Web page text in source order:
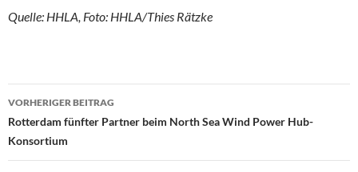
Quelle: HHLA, Foto: HHLA/Thies Rätzke
Beitragsnavigation
VORHERIGER BEITRAG
Rotterdam fünfter Partner beim North Sea Wind Power Hub-
Konsortium